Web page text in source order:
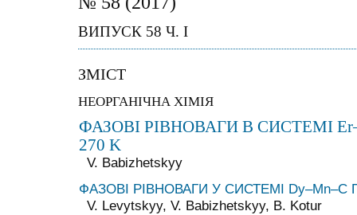
ВИПУСК 58 Ч. I
ЗМІСТ
НЕОРГАНІЧНА ХІМІЯ
ФАЗОВІ РІВНОВАГИ В СИСТЕМІ
270 K
V. Babizhetskyy
ФАЗОВІ РІВНОВАГИ У СИСТЕМІ Dy–Mn–C
V. Levytskyy, V. Babizhetskyy, B. Kotur